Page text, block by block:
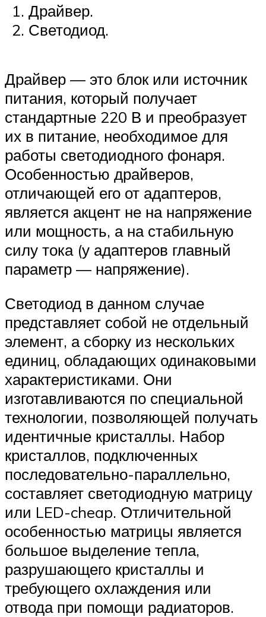
Драйвер.
Светодиод.
Драйвер — это блок или источник
питания, который получает
стандартные 220 В и преобразует
их в питание, необходимое для
работы светодиодного фонаря.
Особенностью драйверов,
отличающей его от адаптеров,
является акцент не на напряжение
или мощность, а на стабильную
силу тока (у адаптеров главный
параметр — напряжение).
Светодиод в данном случае
представляет собой не отдельный
элемент, а сборку из нескольких
единиц, обладающих одинаковыми
характеристиками. Они
изготавливаются по специальной
технологии, позволяющей получать
идентичные кристаллы. Набор
кристаллов, подключенных
последовательно-параллельно,
составляет светодиодную матрицу
или LED-cheap. Отличительной
особенностью матрицы является
большое выделение тепла,
разрушающего кристаллы и
требующего охлаждения или
отвода при помощи радиаторов.